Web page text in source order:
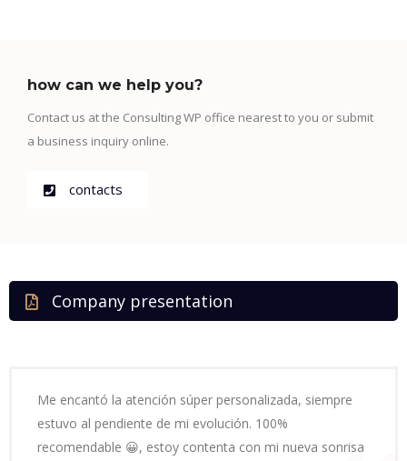
how can we help you?
Contact us at the Consulting WP office nearest to you or submit
a business inquiry online.
contacts
Company presentation
Me encantó la atención súper personalizada, siempre
estuvo al pendiente de mi evolución. 100%
recomendable 😀, estoy contenta con mi nueva sonrisa